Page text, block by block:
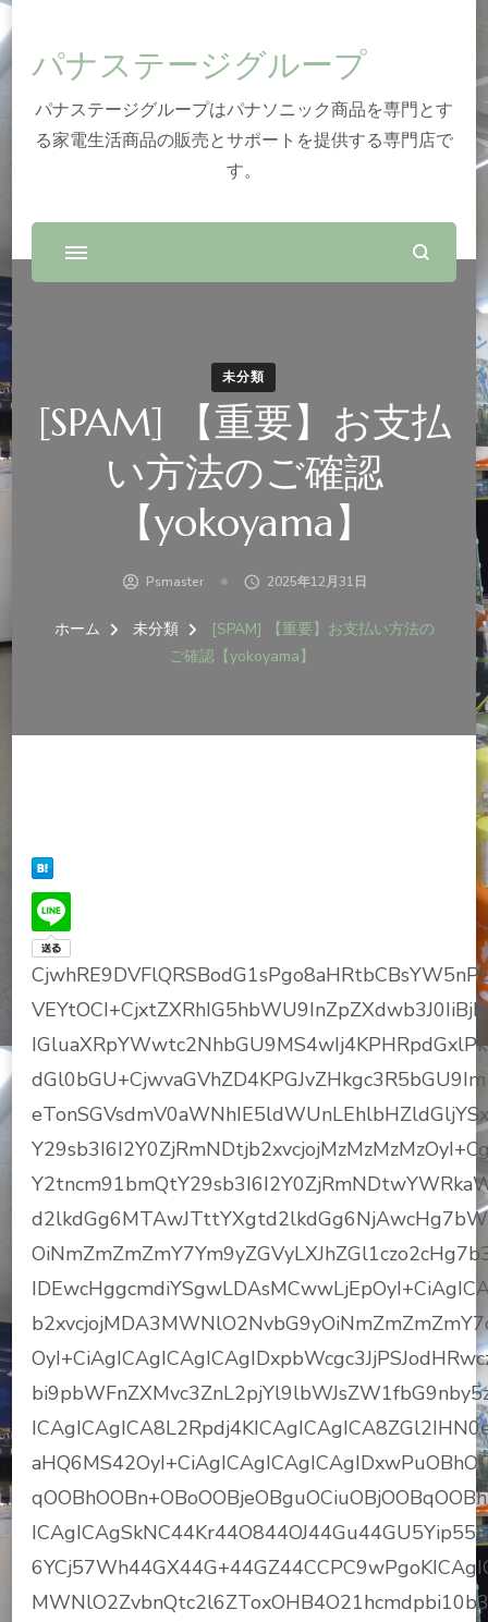
パナステージグループ
パナステージグループはパナソニック商品を専門とす
る家電生活商品の販売とサポートを提供する専門店で
す。
未分類
[SPAM] 【重要】お支払
い方法のご確認
【yokoyama】
Psmaster 2025年12月31日
ホーム 未分類
[SPAM] 【重要】お支払い方法の
ご確認【yokoyama】